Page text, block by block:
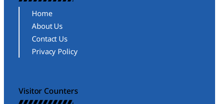
Home
About Us
Contact Us
Privacy Policy
Visitor Counters